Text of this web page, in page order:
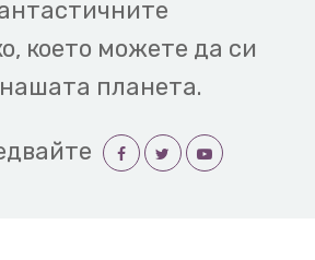
отсъствие на тъмна
Предполагат,
с постоянна
което можете да си
планета.